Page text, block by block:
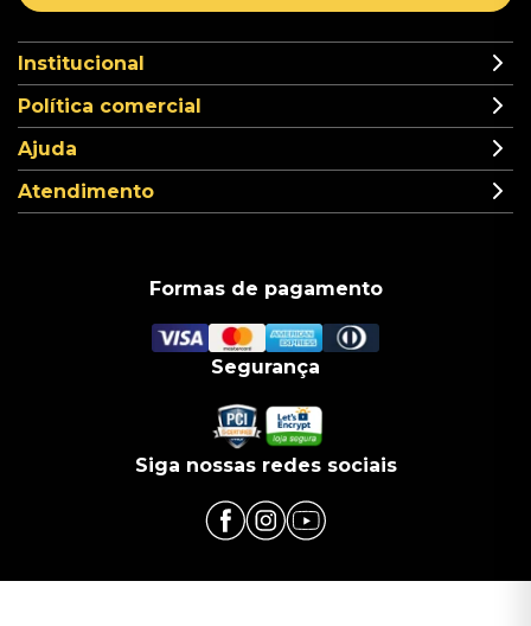
Institucional
Política comercial
Ajuda
Atendimento
Formas de pagamento
Segurança
Siga nossas redes sociais